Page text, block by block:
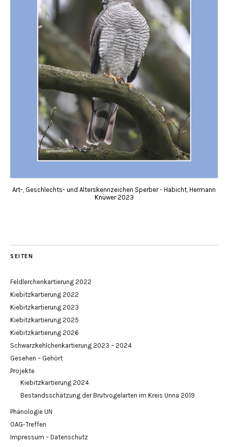
Art-, Geschlechts- und Alterskennzeichen Sperber - Habicht, Hermann
Knüwer 2023
SEITEN
Feldlerchenkartierung 2022
Kiebitzkartierung 2022
Kiebitzkartierung 2023
Kiebitzkartierung 2025
Kiebitzkartierung 2026
Schwarzkehlchenkartierung 2023 – 2024
Gesehen – Gehört
Projekte
Kiebitzkartierung 2024
Bestandsschätzung der Brutvogelarten im Kreis Unna 2019
Phänologie UN
OAG-Treffen
Impressum – Datenschutz